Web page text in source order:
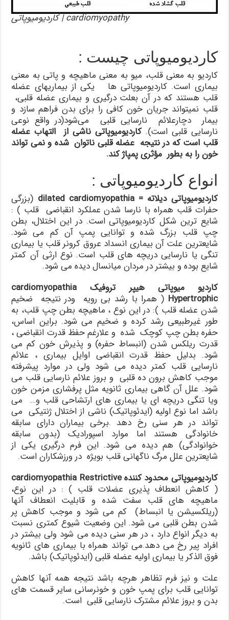
cardiomyopathy | کاردیومیوپاتی
کاردیومیوپاتی چیست :
کاردیو به معنی قلب، میو به معنی ماهیچه و پاتی به معنی
بیماری است. کاردیومیوپاتی ها یکی از بیماریهای عضله
قلب هستند که در آن بعلت درگیری و بیماری عضله قلبی،
قلب نمیتواند جریان خون کافی را برای بدن فراهم سازد و
بیمار دچارعلائم نارسایی قلبی می‌شود(در واقع نوعی
نارسایی قلبی است).کاردیومیوپاتی ناشی از التهاب عضله
قلب است که در نتیجه عضله قلبی ناتوان شده و نمی تواند
خون را به بطور مؤثری پمپاژ کند.
انواع کاردیومیوپاتی :
کاردیومیوپاتی دیلاته = dilated cardiomyopathia
(بزرگی
حفرات قلب همراه با نارسا شدن عملکرد انقباضی قلب ) :
شایع ترین شکل کاردیومیوپاتی است. در این اختلال، بطن
چپ قلب بزرگ شده و توانایی پمپ آن کم می شود.
شایعترین علت آن بیماری انسداد عروق کرونر قلب یا بیماری
تنگی یا نارسایی دریچه های قلب است. نوع ارثی آن کمتر
شایع بوده و بیشتر در مردان میانسال دیده می شود.
کاردیو میوپاتی هیپر تروفیک cardiomyopathia
Hypertrophic ( همرا با رشد بی رویه ودر نتیجه ضخیم
شدن عضله قلب ): در این نوع ، ماهیچه بطن چپ قلب، به
طور غیرطبیعی رشد کرده و ضخیم می شود. براین اساس،
حفره بطن چپ کوچک شده و علارغم حفظ قدرت انقباضی ،
قدرت ریلکس شدن (انبساط حفره) و پذیرش خون کم می
شود. بدلیل حفظ قدرت انقباضی اوایل بیماری ، علائم
نارسایی قلب کمتر دیده می شود ولی در موارد پیشرفته
موجب کاهش برون ده قلبی و بروز علائم نارسایی قلب می
شود. علل آن گاهی بیماری ثانویه مثل پرفشاری مزمن خون
ویا تنگی دریچه ای یا بیماری های ارتشاحی قلب و… می
باشد اما نوع اولیه ‌(ایدئوپاتیک) ناشی از اختلال ژنتیکی می
تواند در هر سنی رخ دهد .برخی بیماران دارای سابقه
خانوادگی هستند اما موارد اسپورادیک (بدون سابقه
خوانوادگی) هم دیده می شود. این فرم درگیری یکی از
شایعترین علل مرگ ناگهانی قلب بویژه در ورزشکاران است.
کاردیومیوپاتی محدود کننده cardiomyopathia Restrictive
( کاهش انعطاف پذیری عضلات قلب ) : در این نوع،
ماهیچه های قلب سفت شده و قابلیت انعطاف آنها
(ریلکسیشن یا انبساط) کم می شود و موجب کاهش پر
شدن بطن قلبی می شود. این وضعیت شیوع کمتری نسبت
به دیگر انواع دارد ، در هر سنی دیده می شود ولی بیشتر در
افراد پیر رخ می دهد.می تواند همراه با بیماری های ثانویه
فوق الذکر یا بیماری اولیه عضله قلبی (ایدئوپاتیک) باشد.
علت و نیز فرم تظاهر هرچه باشد نتیجه همه آنها کاهش
توانایی قلب برای پمپ خون و خونرسانی سایر قسمت های
بدن و بروز علائم مشترک نارسایی قلبی است.